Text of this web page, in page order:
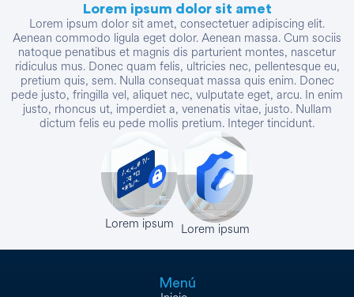
Lorem ipsum dolor sit amet
Lorem ipsum dolor sit amet, consectetuer adipiscing elit.
Aenean commodo ligula eget dolor. Aenean massa. Cum sociis
natoque penatibus et magnis dis parturient montes, nascetur
ridiculus mus. Donec quam felis, ultricies nec, pellentesque eu,
pretium quis, sem. Nulla consequat massa quis enim. Donec
pede justo, fringilla vel, aliquet nec, vulputate eget, arcu. In enim
justo, rhoncus ut, imperdiet a, venenatis vitae, justo. Nullam
dictum felis eu pede mollis pretium. Integer tincidunt.
Lorem ipsum Lorem ipsum
Menú